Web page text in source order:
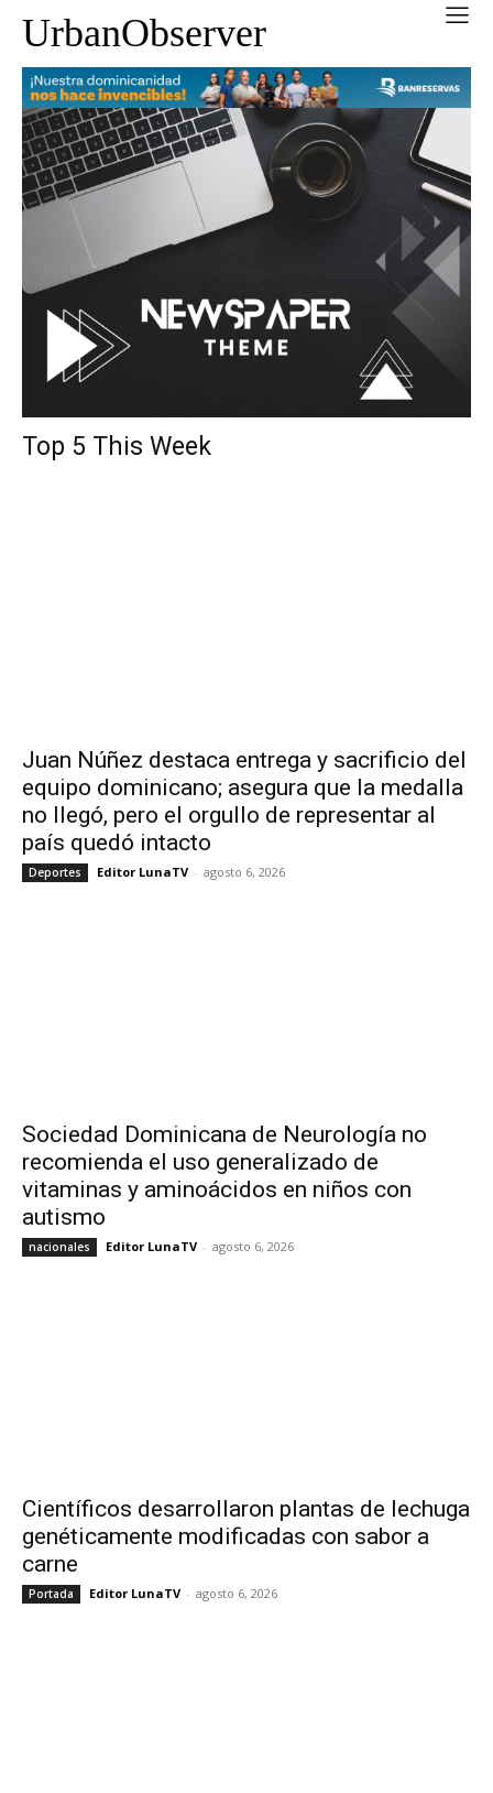
UrbanObserver
Top 5 This Week
Juan Núñez destaca entrega y sacrificio del
equipo dominicano; asegura que la medalla
no llegó, pero el orgullo de representar al
país quedó intacto
Deportes Editor LunaTV - agosto 6, 2026
Sociedad Dominicana de Neurología no
recomienda el uso generalizado de
vitaminas y aminoácidos en niños con
autismo
nacionales Editor LunaTV - agosto 6, 2026
Científicos desarrollaron plantas de lechuga
genéticamente modificadas con sabor a
carne
Portada Editor LunaTV - agosto 6, 2026